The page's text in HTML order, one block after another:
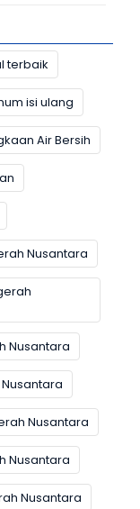
terbaik
isi ulang
Air Bersih
Nusantara
Nusantara
Nusantara
Nusantara
Nusantara
Nusantara